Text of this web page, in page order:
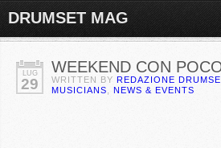
DRUMSET MAG
LUG
29
WEEKEND CON
WRITTEN BY REDAZIONE
MUSICIANS
NEWS & EVENTS